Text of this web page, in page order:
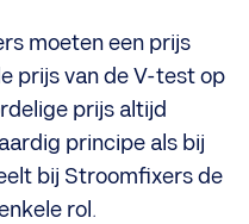
moeten een prijs
prijs van de V-test op
prijs altijd
principe als bij
bij Stroomfixers de
rol.